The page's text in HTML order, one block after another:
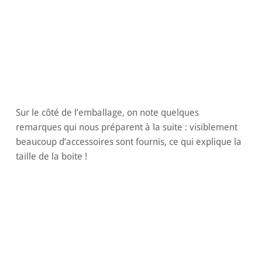
Sur le côté de l’emballage, on note quelques
remarques qui nous préparent à la suite : visiblement
beaucoup d’accessoires sont fournis, ce qui explique la
taille de la boite !